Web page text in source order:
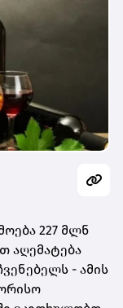
227 მლნ
აღემატება
- ამის